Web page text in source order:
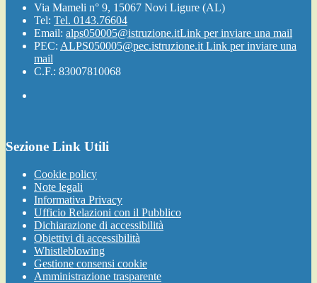
Via Mameli n° 9, 15067 Novi Ligure (AL)
Tel: Tel. 0143.76604
Email: alps050005@istruzione.itLink per inviare una mail
PEC: ALPS050005@pec.istruzione.it Link per inviare una
mail
C.F.: 83007810068
Sezione Link Utili
Cookie policy
Note legali
Informativa Privacy
Ufficio Relazioni con il Pubblico
Dichiarazione di accessibilità
Obiettivi di accessibilità
Whistleblowing
Gestione consensi cookie
Amministrazione trasparente